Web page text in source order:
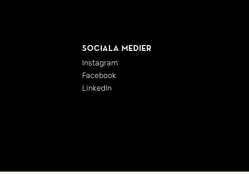
Sociala medier
Instagram
Facebook
LinkedIn